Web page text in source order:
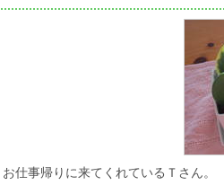
お仕事帰りに来てくれているＴさん。